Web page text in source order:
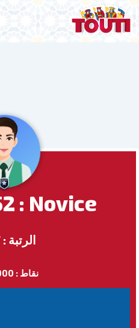
: Novice
الرتبة : 9687
نقاط : 1000 نقطة